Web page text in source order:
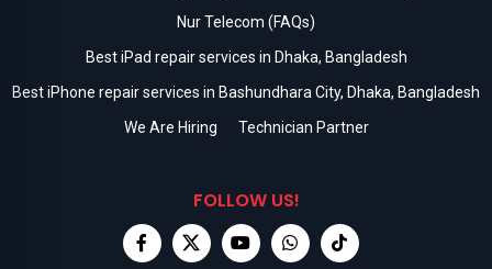
Nur Telecom (FAQs)
Best iPad repair services in Dhaka, Bangladesh
Best iPhone repair services in Bashundhara City, Dhaka, Bangladesh
We Are Hiring
Technician Partner
FOLLOW US!